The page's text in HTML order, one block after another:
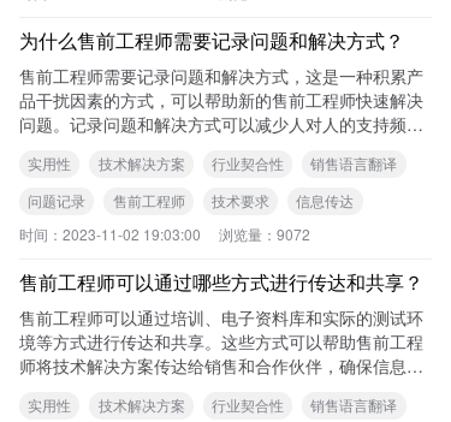
为什么售前工程师需要记录问题和解决方式？
售前工程师需要记录问题和解决方式，这是一种积累产
品干扰因素的方式，可以帮助新的售前工程师快速解决
问题。记录问题和解决方式可以减少人对人的支持频
实用性 技术解决方案 行业契合性
销售语言翻译
问题记录
售前工程师 技术要求
信息传达
时间： 2023-11-02 19:03:00 浏览量： 9072
售前工程师可以通过哪些方式进行传达和共享？
售前工程师可以通过培训、电子资料库和实际的测试环
境等方式进行传达和共享。这些方式可以帮助售前工程
师将技术解决方案传达给销售和合作伙伴，确保信息的
实用性 技术解决方案 行业契合性
销售语言翻译